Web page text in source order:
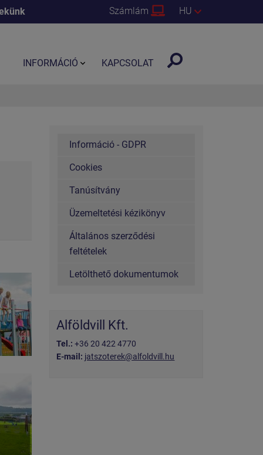
Számlám HU
Információ - GDPR
Cookies
Tanúsítvány
Üzemeltetési kézikönyv
Általános szerződési
feltételek
Letölthető dokumentumok
Alföldvill Kft.
Tel.: +36 20 422 4770
E-mail: jatszoterek@alfoldvill.hu
INFORMÁCIÓ KAPCSOLAT